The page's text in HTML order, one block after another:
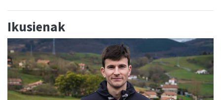
Ikusienak